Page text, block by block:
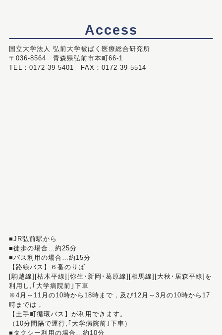
Access
国立大学法人 弘前大学被ばく医療総合研究所
〒036-8564 青森県弘前市本町66-1
TEL：0172-39-5401 FAX：0172-39-5514
■JR弘前駅から
■徒歩の場合…約25分
■バス利用の場合…約15分
【路線バス】６番のりば
[駒越線][枯木平線][弥生･新岡･葛原線][相馬線][大秋･居森平線]を
利用し,｢大学病院前｣下車
※4月～11月の10時から18時まで，及び12月～3月の10時から17
時までは，
【土手町循環バス】が利用できます。
（10分間隔で運行,｢大学病院前｣下車）
■タクシー利用の場合…約10分